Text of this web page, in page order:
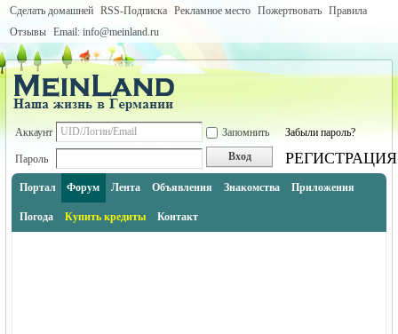
Сделать домашней RSS-Подписка Рекламное место Пожертвовать Правила
Отзывы Email: info@meinland.ru
Аккаунт Запомнить Забыли пароль?
Пароль Вход РЕГИСТРАЦИЯ
Портал Форум Лента Объявления Знакомства Приложения
Погода Купить кредиты Контакт